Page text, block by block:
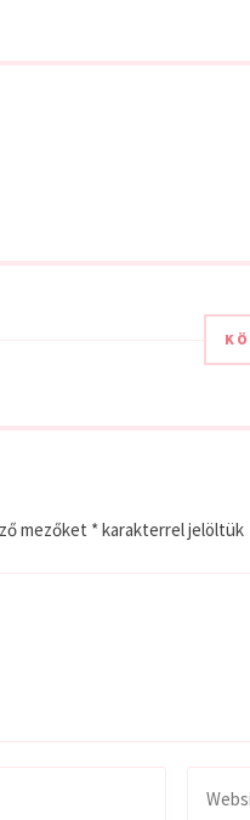
mezőket *karakterrel jelöltük